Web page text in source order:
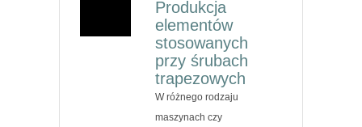
Produkcja
elementów
stosowanych
przy śrubach
trapezowych
W różnego rodzaju
maszynach czy